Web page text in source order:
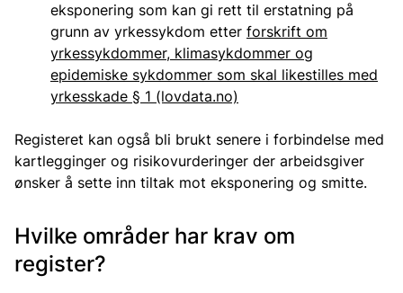
eksponering som kan gi rett til erstatning på
grunn av yrkessykdom etter forskrift om
yrkessykdommer, klimasykdommer og
epidemiske sykdommer som skal likestilles med
yrkesskade § 1 (lovdata.no)
Registeret kan også bli brukt senere i forbindelse med
kartlegginger og risikovurderinger der arbeidsgiver
ønsker å sette inn tiltak mot eksponering og smitte.
Hvilke områder har krav om
register?